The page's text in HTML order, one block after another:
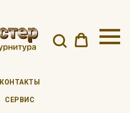
КОНТАКТЫ
СЕРВИС